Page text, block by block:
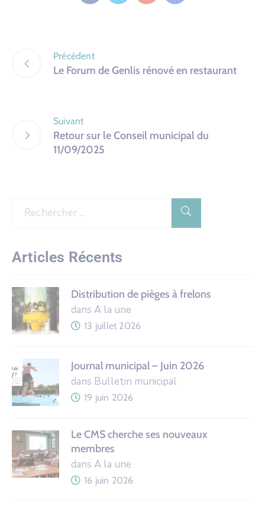
Précédent
Le Forum de Genlis rénové en restaurant
Suivant
Retour sur le Conseil municipal du
11/09/2025
Articles Récents
Distribution de pièges à frelons
dans A la une
13 juillet 2026
Journal municipal – Juin 2026
dans Bulletin municipal
19 juin 2026
Le CMS cherche ses nouveaux
membres
dans A la une
16 juin 2026